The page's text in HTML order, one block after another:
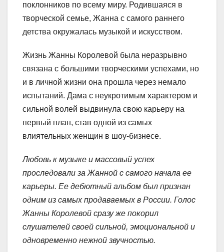
поклонников по всему миру. Родившаяся в
творческой семье, Жанна с самого раннего
детства окружалась музыкой и искусством.
Жизнь Жанны Королевой была неразрывно
связана с большими творческими успехами, но
и в личной жизни она прошла через немало
испытаний. Дама с неукротимым характером и
сильной волей выдвинула свою карьеру на
первый план, став одной из самых
влиятельных женщин в шоу-бизнесе.
Любовь к музыке и массовый успех
проследовали за Жанной с самого начала ее
карьеры. Ее дебютный альбом был признан
одним из самых продаваемых в России. Голос
Жанны Королевой сразу же покорил
слушателей своей сильной, эмоциональной и
одновременно нежной звучностью.